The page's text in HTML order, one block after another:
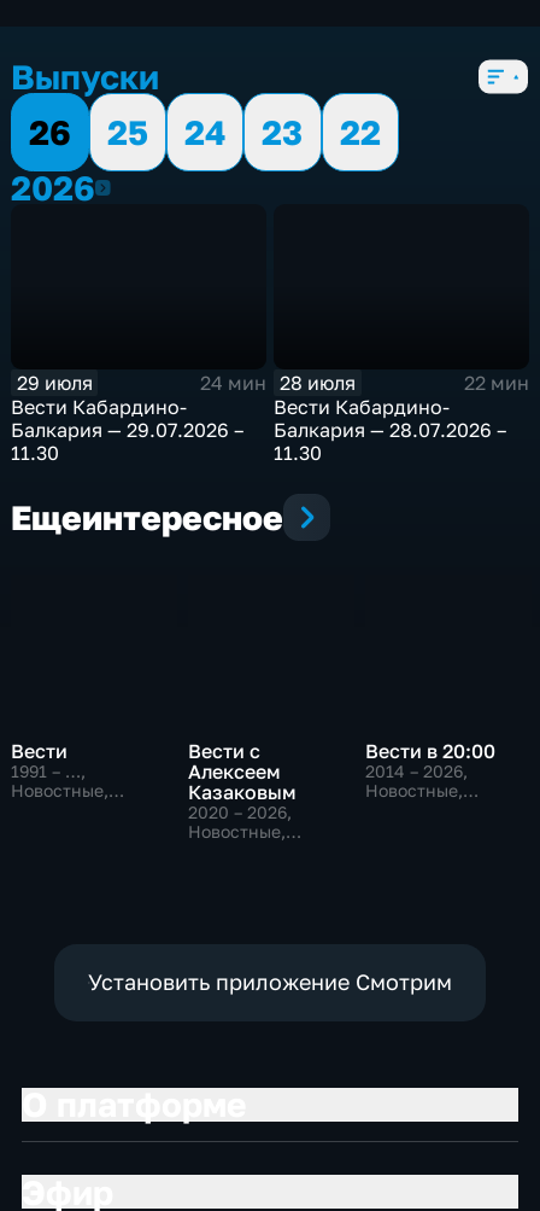
Выпуски
26
25 24 23
22
20262026
29 июля
24 мин
Bести Кабардино-
Балкария — 29.07.2026 –
11.30
28 июля
22 мин
Bести Кабардино-
Балкария — 28.07.2026 –
11.30
Ещеинтересное
Вести
1991 – …,
Новостные,
Вести с
Алексеем
Казаковым
2020 – 2026,
Новостные,
Вести в 20:00
2014 – 2026,
Новостные,
Установить приложение Смотрим